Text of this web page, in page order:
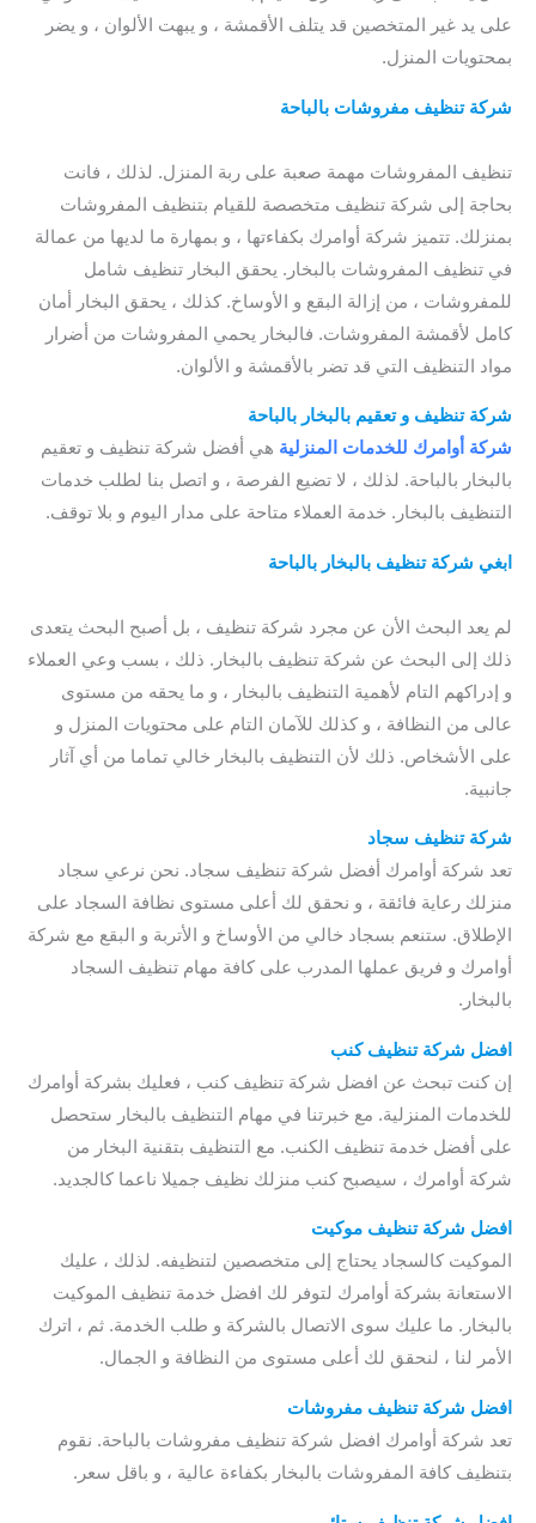
على يد غير المتخصين قد يتلف الأقمشة ، و يبهت الألوان ، و يضر
بمحتويات المنزل.
شركة تنظيف مفروشات بالباحة
تنظيف المفروشات مهمة صعبة على ربة المنزل. لذلك ، فانت
بحاجة إلى شركة تنظيف متخصصة للقيام بتنظيف المفروشات
بمنزلك. تتميز شركة أوامرك بكفاءتها ، و بمهارة ما لديها من عمالة
في تنظيف المفروشات بالبخار. يحقق البخار تنظيف شامل
للمفروشات ، من إزالة البقع و الأوساخ. كذلك ، يحقق البخار أمان
كامل لأقمشة المفروشات. فالبخار يحمي المفروشات من أضرار
مواد التنظيف التي قد تضر بالأقمشة و الألوان.
شركة تنظيف و تعقيم بالبخار بالباحة
شركة أوامرك للخدمات المنزلية هي أفضل شركة تنظيف و تعقيم
بالبخار بالباحة. لذلك ، لا تضيع الفرصة ، و اتصل بنا لطلب خدمات
التنظيف بالبخار. خدمة العملاء متاحة على مدار اليوم و بلا توقف.
ابغي شركة تنظيف بالبخار بالباحة
لم يعد البحث الأن عن مجرد شركة تنظيف ، بل أصبح البحث يتعدى
ذلك إلى البحث عن شركة تنظيف بالبخار. ذلك ، بسب وعي العملاء
و إدراكهم التام لأهمية التنظيف بالبخار ، و ما يحقه من مستوى
عالى من النظافة ، و كذلك للآمان التام على محتويات المنزل و
على الأشخاص. ذلك لأن التنظيف بالبخار خالي تماما من أي آثار
جانبية.
شركة تنظيف سجاد
تعد شركة أوامرك أفضل شركة تنظيف سجاد. نحن نرعي سجاد
منزلك رعاية فائقة ، و نحقق لك أعلى مستوى نظافة السجاد على
الإطلاق. ستنعم بسجاد خالي من الأوساخ و الأتربة و البقع مع شركة
أوامرك و فريق عملها المدرب على كافة مهام تنظيف السجاد
بالبخار.
افضل شركة تنظيف كنب
إن كنت تبحث عن افضل شركة تنظيف كنب ، فعليك بشركة أوامرك
للخدمات المنزلية. مع خبرتنا في مهام التنظيف بالبخار ستحصل
على أفضل خدمة تنظيف الكنب. مع التنظيف بتقنية البخار من
شركة أوامرك ، سيصبح كنب منزلك نظيف جميلا ناعما كالجديد.
افضل شركة تنظيف موكيت
الموكيت كالسجاد يحتاج إلى متخصصين لتنظيفه. لذلك ، عليك
الاستعانة بشركة أوامرك لتوفر لك افضل خدمة تنظيف الموكيت
بالبخار. ما عليك سوى الاتصال بالشركة و طلب الخدمة. ثم ، اترك
الأمر لنا ، لنحقق لك أعلى مستوى من النظافة و الجمال.
افضل شركة تنظيف مفروشات
تعد شركة أوامرك افضل شركة تنظيف مفروشات بالباحة. نقوم
بتنظيف كافة المفروشات بالبخار بكفاءة عالية ، و باقل سعر.